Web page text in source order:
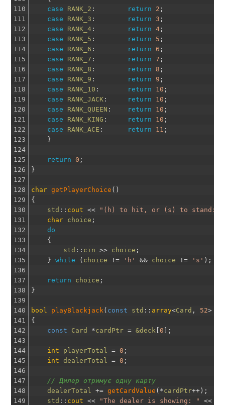
110
111
112
113
114
115
116
117
118
119
120
121
122
123
124
125
126
127
128
129
130
131
132
133
134
135
136
137
138
139
140
141
142
143
144
145
146
147
148
149
case
RANK_2 : return 2 ;
case
RANK_3 : return 3 ;
case
RANK_4 : return 4 ;
case
RANK_5 : return 5 ;
case
RANK_6 : return 6 ;
case
RANK_7 : return 7 ;
case
RANK_8 : return 8 ;
case
RANK_9 : return 9 ;
case
RANK_10 : return 10 ;
case
RANK_JACK : return 10 ;
case
RANK_QUEEN : return 10 ;
case
RANK_KING : return 10 ;
case
RANK_ACE : return 11 ;
}
return 0 ;
}
char getPlayerChoice ( )
{
std :: cout << "(h) to hit, or (s) to stand: "
char choice ;
do
{
std :: cin >> choice ;
}
while ( choice != 'h' && choice != 's' ) ;
return choice ;
}
bool playBlackjack ( const std :: array<Card , 52>
{
const
Card *cardPtr = &deck [0 ;
int playerTotal = 0 ;
int
dealerTotal = 0 ;
// Дилер отримує одну карту
dealerTotal
+= getCardValue ( *cardPtr++ ) ;
std :: cout << "The dealer is showing: " <<